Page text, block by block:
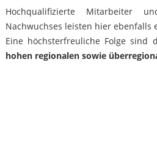
Hochqualifizierte Mitarbeiter
Nachwuchses leisten hier ebenfalls
Eine höchsterfreuliche Folge sind
hohen regionalen sowie